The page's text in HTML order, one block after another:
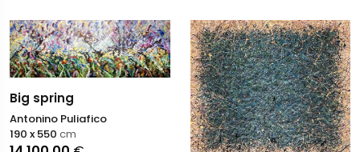
Big spring
Antonino Puliafico
190 x 550 cm